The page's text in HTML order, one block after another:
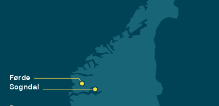
Førde
Sogndal